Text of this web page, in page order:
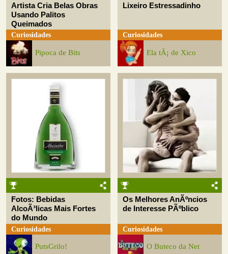
Artista Cria Belas Obras
Usando Palitos
Queimados
Curiosidades
Pipoca de Bits
Lixeiro Estressadinho
Curiosidades
Ela tÃ¡ de Xico
Fotos: Bebidas
AlcoÃ³licas Mais Fortes
do Mundo
Curiosidades
PutsGrilo!
Os Melhores AnÃºncios
de Interesse PÃºblico
Curiosidades
O Buteco da Net